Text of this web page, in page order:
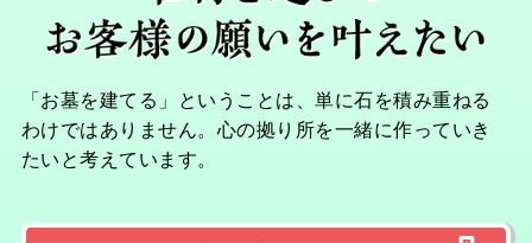
「お墓を建てる」ということは、単に石を積み重ねる
わけではありません。心の拠り所を一緒に作っていき
たいと考えています。